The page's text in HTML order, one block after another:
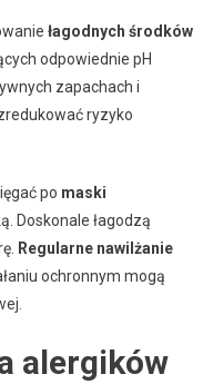
łagodnych środków
odpowiednie pH
zapachach i
ryzyko
po maski
Doskonale łagodzą
Regularne nawilżanie
ochronnym mogą
alergików